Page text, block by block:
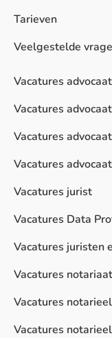
Tarieven
Veelgestelde
Vacatures advocaat
Vacatures
Vacatures
Vacatures
Vacatures jurist
Vacatures Data
Vacatures juristen
Vacatures notariaat
Vacatures
Vacatures